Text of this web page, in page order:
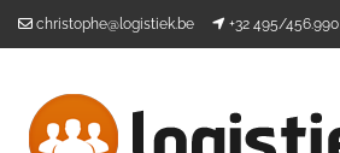
christophe@logistiek.be +32 495/456.990